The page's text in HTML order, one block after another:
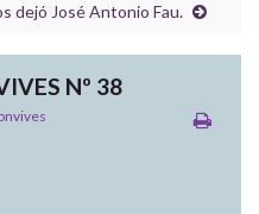
dejó José Antonio Fau.
Nº 38